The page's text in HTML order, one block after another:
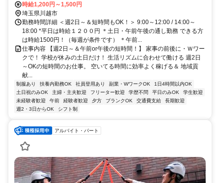
時給1,200円～1,500円
埼玉県川越市
勤務時間詳細 ＜週2日～＆短時間もOK！＞ 9:00～12:00 / 14:00～
18:00 *平日は時給１２００円 ＊土日・午前午後の通し勤務 できる方
は時給1500円！（毎週が条件です） ＊午前...
仕事内容 【週2日～＆午前or午後の短時間！】 家事の前後に・Ｗワー
クで！ 学校が休みの土日だけ！ 生活リズムに合わせて働ける 週2日
～OKの短時間のお仕事。 空いてる時間に効率よく稼げる＆ 地域貢
献...
制服あり 扶養内勤務OK 社員登用あり 副業・WワークOK
1日4時間以内OK
土日祝のみOK
主婦・主夫歓迎 フリーター歓迎 学歴不問 平日のみOK
学生歓迎
未経験者歓迎
午前 経験者歓迎 夕方 ブランクOK 交通費支給
長期歓迎
週2・3日からOK
シフト制
アルバイト・パート